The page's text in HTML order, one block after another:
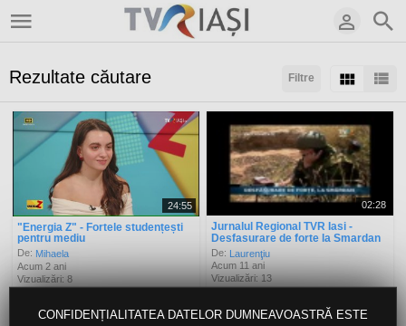
CONFIDENȚIALITATEA DATELOR DUMNEAVOASTRĂ ESTE
Filtre
Rezultate căutare
Sortaţi după:
Arată:
Rezultate/pagină:
24:55
"Energia Z" - Fortele studențești
pentru mediu
De: Mihaela
Acum 2 ani
Vizualizări: 8
02:28
Jurnalul Regional TVR Iasi -
Desfasurare de forte la Smardan
De: Laurenţiu
Acum 11 ani
Vizualizări: 13